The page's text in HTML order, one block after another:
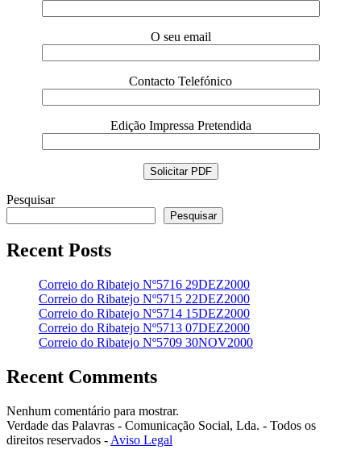
O seu email
Contacto Telefónico
Edição Impressa Pretendida
Pesquisar
Pesquisar
Recent Posts
Correio do Ribatejo Nº5716 29DEZ2000
Correio do Ribatejo Nº5715 22DEZ2000
Correio do Ribatejo Nº5714 15DEZ2000
Correio do Ribatejo Nº5713 07DEZ2000
Correio do Ribatejo Nº5709 30NOV2000
Recent Comments
Nenhum comentário para mostrar.
Verdade das Palavras - Comunicação Social, Lda. - Todos os
direitos reservados - Aviso Legal